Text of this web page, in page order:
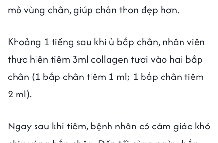
mô vùng chân, giúp chân thon đẹp hơn.
Khoảng 1 tiếng sau khi ủ bắp chân, nhân viên
thực hiện tiêm 3ml collagen tươi vào hai bắp
chân (1 bắp chân tiêm 1 ml; 1 bắp chân tiêm
2 ml).
Ngay sau khi tiêm, bệnh nhân có cảm giác khó